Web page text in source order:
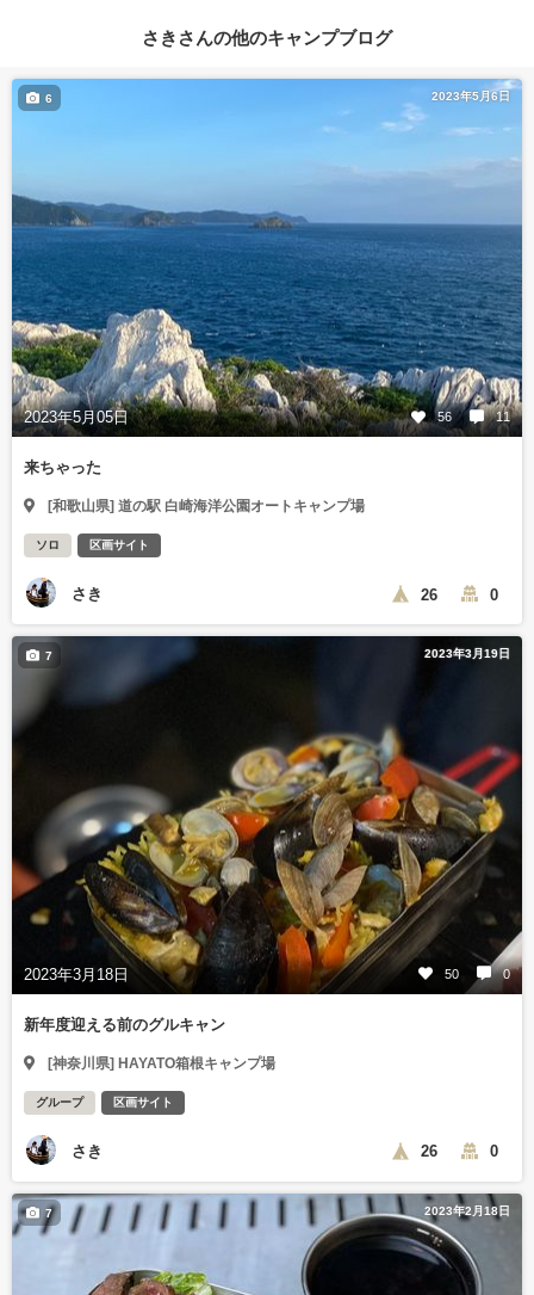
さきさんの他のキャンプブログ
2023年5月6日
2023年5月05日 56 11
6
来ちゃった
[和歌山県] 道の駅 白崎海洋公園オートキャンプ場
ソロ 区画サイト
さき 26 0
2023年3月19日
2023年3月18日 50 0
7
新年度迎える前のグルキャン
[神奈川県] HAYATO箱根キャンプ場
グループ 区画サイト
さき 26 0
2023年2月18日
7